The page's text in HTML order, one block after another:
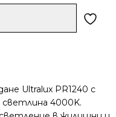
Ultralux PR1240 с
4000K.